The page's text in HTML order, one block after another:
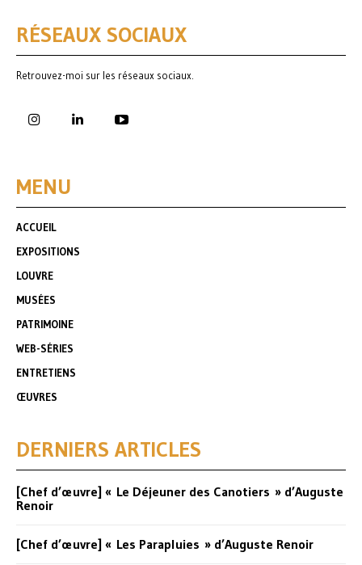
RÉSEAUX SOCIAUX
Retrouvez-moi sur les réseaux sociaux.
MENU
ACCUEIL
EXPOSITIONS
LOUVRE
MUSÉES
PATRIMOINE
WEB-SÉRIES
ENTRETIENS
ŒUVRES
DERNIERS ARTICLES
[Chef d’œuvre] « Le Déjeuner des Canotiers » d’Auguste
Renoir
[Chef d’œuvre] « Les Parapluies » d’Auguste Renoir